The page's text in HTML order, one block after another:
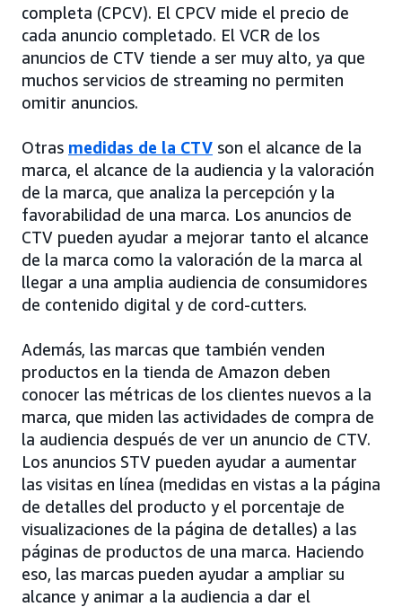
completa (CPCV). El CPCV mide el precio de
cada anuncio completado. El VCR de los
anuncios de CTV tiende a ser muy alto, ya que
muchos servicios de streaming no permiten
omitir anuncios.
Otras medidas de la CTV son el alcance de la
marca, el alcance de la audiencia y la valoración
de la marca, que analiza la percepción y la
favorabilidad de una marca. Los anuncios de
CTV pueden ayudar a mejorar tanto el alcance
de la marca como la valoración de la marca al
llegar a una amplia audiencia de consumidores
de contenido digital y de cord-cutters.
Además, las marcas que también venden
productos en la tienda de Amazon deben
conocer las métricas de los clientes nuevos a la
marca, que miden las actividades de compra de
la audiencia después de ver un anuncio de CTV.
Los anuncios STV pueden ayudar a aumentar
las visitas en línea (medidas en vistas a la página
de detalles del producto y el porcentaje de
visualizaciones de la página de detalles) a las
páginas de productos de una marca. Haciendo
eso, las marcas pueden ayudar a ampliar su
alcance y animar a la audiencia a dar el